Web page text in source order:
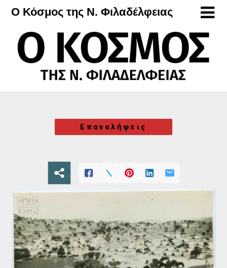
Μετάβαση
περιεχόμενο
Ο Κόσμος της Ν. Φιλαδέλφειας
Επαναλήψεις